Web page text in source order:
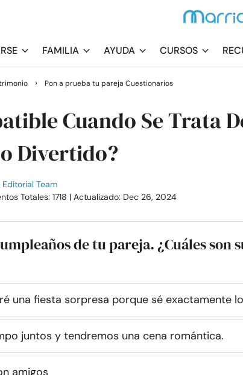
FAMILIA AYUDA CURSOS
› Pon a prueba tu pareja Cuestionarios
Cuando Se Trata
Divertido?
Team
Totales: 1718 | Actualizado: Dec 26, 2024
de tu pareja. ¿Cuáles son
una fiesta sorpresa porque sé exactamente
juntos y tendremos una cena romántica.
amigos